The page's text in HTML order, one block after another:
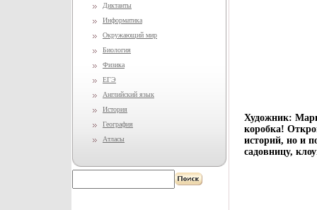
Диктанты
Информатика
Окружающий мир
Биология
Физика
ЕГЭ
Английский язык
История
География
Атласы
Художник:
коробка!
историй, но и
садовницу,